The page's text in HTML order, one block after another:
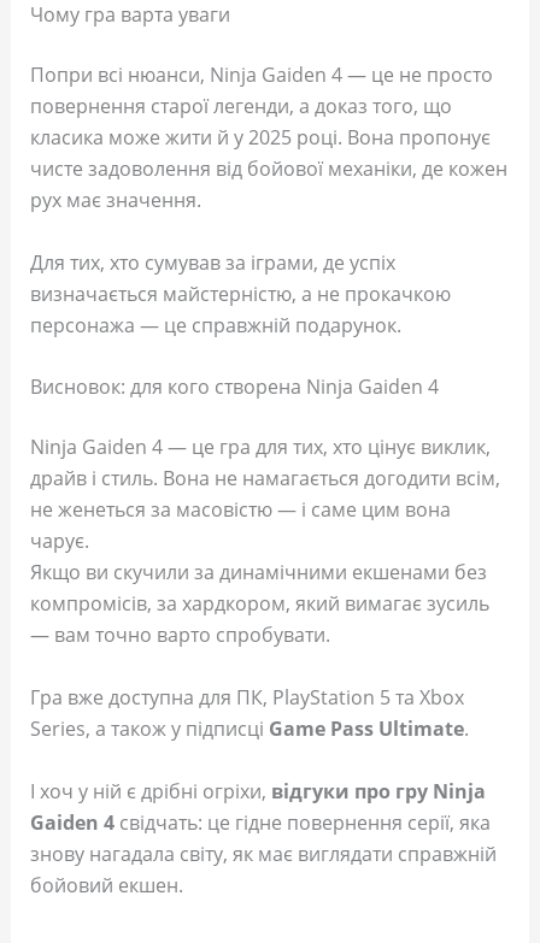
Чому гра варта уваги
Попри всі нюанси, Ninja Gaiden 4 — це не просто
повернення старої легенди, а доказ того, що
класика може жити й у 2025 році. Вона пропонує
чисте задоволення від бойової механіки, де кожен
рух має значення.
Для тих, хто сумував за іграми, де успіх
визначається майстерністю, а не прокачкою
персонажа — це справжній подарунок.
Висновок: для кого створена Ninja Gaiden 4
Ninja Gaiden 4 — це гра для тих, хто цінує виклик,
драйв і стиль. Вона не намагається догодити всім,
не женеться за масовістю — і саме цим вона
чарує.
Якщо ви скучили за динамічними екшенами без
компромісів, за хардкором, який вимагає зусиль
— вам точно варто спробувати.
Гра вже доступна для ПК, PlayStation 5 та Xbox
Series, а також у підписці Game Pass Ultimate.
І хоч у ній є дрібні огріхи, відгуки про гру Ninja
Gaiden 4свідчать: це гідне повернення серії, яка
знову нагадала світу, як має виглядати справжній
бойовий екшен.